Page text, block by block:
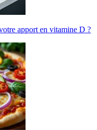
apport en vitamine D ?